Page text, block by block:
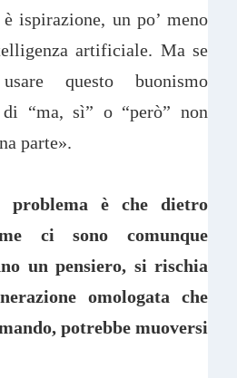
ispirazione, un po’ meno
artificiale. Ma se
questo buonismo
“ma, sì” o “però” non
parte».
problema è che dietro
ci sono comunque
un pensiero, si rischia
omologata che
potrebbe muoversi